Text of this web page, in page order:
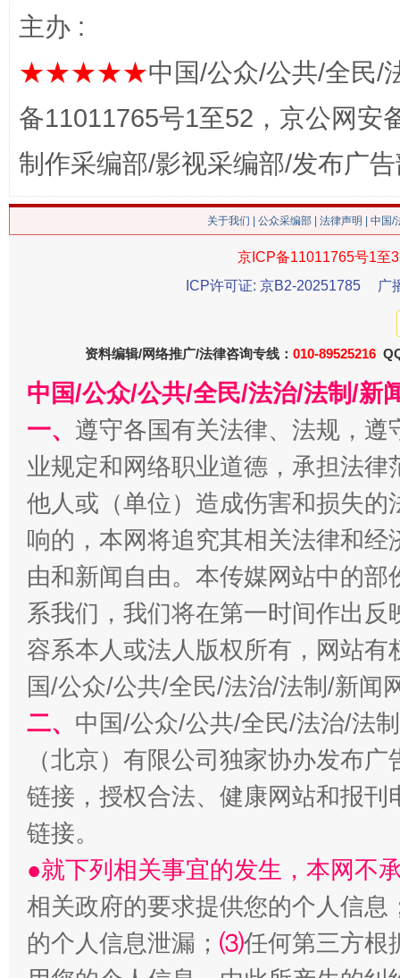
“刷贴”乱象丛生
生
揭批美国五大"原罪" "炒
解纷+调解+退费，一次搞定
站台名比不上好声名
主办 :
★★★★★中国/公众/公共/全民/
备11011765号1至52，京公网安
制作采编部/影视采编部/发布广
关于我们 公众采编部 法律声明 | 中国
京ICP备11011765号1至
ICP许可证: 京B2-20251785
广
资料编辑/网络推广/法律咨询专线： 010-89525216
中国/公众/公共/全民/法治/法制/新
一、 遵守各国有关法律、法规，
业规定和网络职业道德，承担法
他人或（单位）造成伤害和损失
响的，本网将追究其相关法律和
由和新闻自由。本传媒网站中的
系我们，我们将在第一时间作出
容系本人或法人版权所有，网站
国/公众/公共/全民/法治/法制/新闻
二、 中国/公众/公共/全民/法治/法
（北京）有限公司独家协办发布
链接，授权合法、健康网站和报
链接。
●就下列相关事宜的发生，本网不
相关政府的要求提供您的个人信息
的个人信息泄漏； ⑶任何第三方根